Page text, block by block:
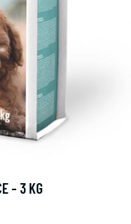
- 3 KG